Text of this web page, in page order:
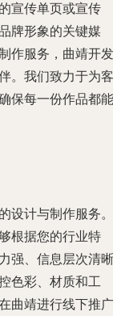
宣传单页或宣传
牌形象的关键媒
作服务，曲靖开发
。我们致力于为客
保每一份作品都能
设计与制作服务。
根据您的行业特
强、信息层次清晰
色彩、材质和工
曲靖进行线下推广